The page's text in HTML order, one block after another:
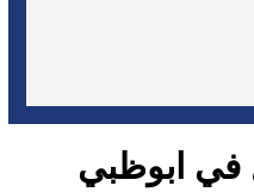
في ابوظبي